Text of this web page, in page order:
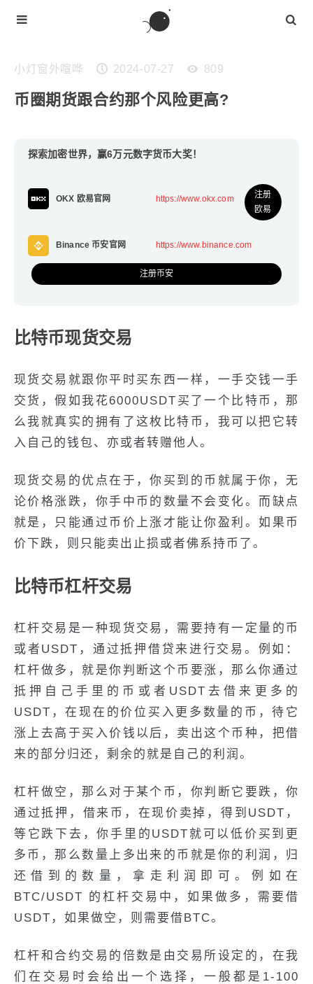
小灯窗外喧哗 2024-07-27 809
币圈期货跟合约那个风险更高?
探索加密世界，赢6万元数字货币大奖！
OKX 欧易官网 https://www.okx.com
注册
欧易
Binance 币安官网 https://www.binance.com
注册币安
比特币现货交易
现货交易就跟你平时买东西一样，一手交钱一手
交货，假如我花6000USDT买了一个比特币，那
么我就真实的拥有了这枚比特币，我可以把它转
入自己的钱包、亦或者转赠他人。
现货交易的优点在于，你买到的币就属于你，无
论价格涨跌，你手中币的数量不会变化。而缺点
就是，只能通过币价上涨才能让你盈利。如果币
价下跌，则只能卖出止损或者佛系持币了。
比特币杠杆交易
杠杆交易是一种现货交易，需要持有一定量的币
或者USDT，通过抵押借贷来进行交易。例如：
杠杆做多，就是你判断这个币要涨，那么你通过
抵押自己手里的币或者USDT去借来更多的
USDT，在现在的价位买入更多数量的币，待它
涨上去高于买入价钱以后，卖出这个币种，把借
来的部分归还，剩余的就是自己的利润。
杠杆做空，那么对于某个币，你判断它要跌，你
通过抵押，借来币，在现价卖掉，得到USDT，
等它跌下去，你手里的USDT就可以低价买到更
多币，那么数量上多出来的币就是你的利润，归
还借到的数量，拿走利润即可。例如在
BTC/USDT 的杠杆交易中，如果做多，需要借
USDT，如果做空，则需要借BTC。
杠杆和合约交易的倍数是由交易所设定的，在我
们在交易时会给出一个选择，一般都是1-100